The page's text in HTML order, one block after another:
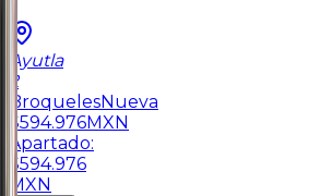
Ayutla
2
BroquelesNueva
$594.976MXN
Apartado:
$594.976
MXN